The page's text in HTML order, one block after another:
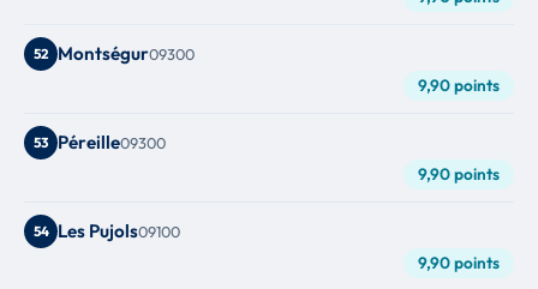
52 Montségur09300
9,90 points
53 Péreille09300
9,90 points
54 Les Pujols09100
9,90 points